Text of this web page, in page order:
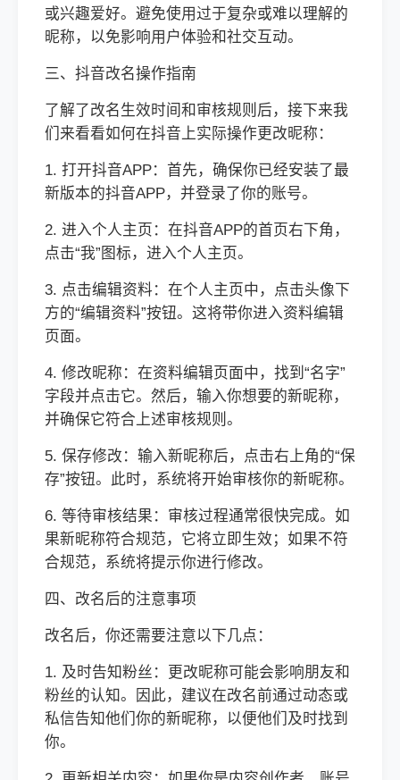
或兴趣爱好。避免使用过于复杂或难以理解的
昵称，以免影响用户体验和社交互动。
三、抖音改名操作指南
了解了改名生效时间和审核规则后，接下来我
们来看看如何在抖音上实际操作更改昵称：
1. 打开抖音APP：首先，确保你已经安装了最
新版本的抖音APP，并登录了你的账号。
2. 进入个人主页：在抖音APP的首页右下角，
点击“我”图标，进入个人主页。
3. 点击编辑资料：在个人主页中，点击头像下
方的“编辑资料”按钮。这将带你进入资料编辑
页面。
4. 修改昵称：在资料编辑页面中，找到“名字”
字段并点击它。然后，输入你想要的新昵称，
并确保它符合上述审核规则。
5. 保存修改：输入新昵称后，点击右上角的“保
存”按钮。此时，系统将开始审核你的新昵称。
6. 等待审核结果：审核过程通常很快完成。如
果新昵称符合规范，它将立即生效；如果不符
合规范，系统将提示你进行修改。
四、改名后的注意事项
改名后，你还需要注意以下几点：
1. 及时告知粉丝：更改昵称可能会影响朋友和
粉丝的认知。因此，建议在改名前通过动态或
私信告知他们你的新昵称，以便他们及时找到
你。